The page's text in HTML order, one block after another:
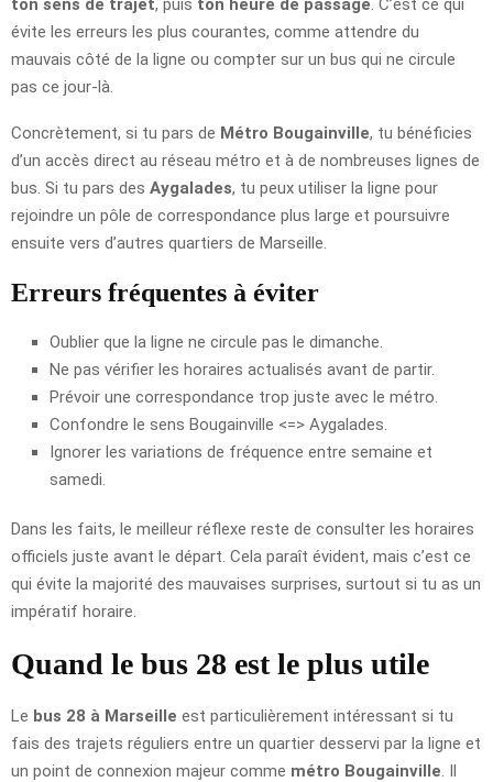
évite les erreurs les plus courantes, comme attendre du
mauvais côté de la ligne ou compter sur un bus qui ne circule
pas ce jour-là.
Concrètement, si tu pars de Métro Bougainville, tu bénéficies
d’un accès direct au réseau métro et à de nombreuses lignes de
bus. Si tu pars des Aygalades, tu peux utiliser la ligne pour
rejoindre un pôle de correspondance plus large et poursuivre
ensuite vers d’autres quartiers de Marseille.
Erreurs fréquentes à éviter
Oublier que la ligne ne circule pas le dimanche.
Ne pas vérifier les horaires actualisés avant de partir.
Prévoir une correspondance trop juste avec le métro.
Confondre le sens Bougainville <=> Aygalades.
Ignorer les variations de fréquence entre semaine et
samedi.
Dans les faits, le meilleur réflexe reste de consulter les horaires
officiels juste avant le départ. Cela paraît évident, mais c’est ce
qui évite la majorité des mauvaises surprises, surtout si tu as un
impératif horaire.
Quand le bus 28 est le plus utile
Le bus 28 à Marseille est particulièrement intéressant si tu
fais des trajets réguliers entre un quartier desservi par la ligne et
un point de connexion majeur comme métro Bougainville . Il